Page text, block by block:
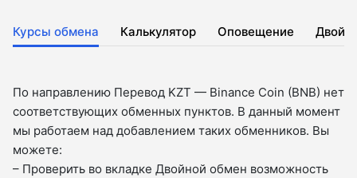
Курсы обмена Калькулятор Оповещение
По направлению Перевод KZT — Binance Coin (BNB) нет
соответствующих обменных пунктов. В данный момент
мы работаем над добавлением таких обменников. Вы
можете:
– Проверить во вкладкe Двойной обмен возможность